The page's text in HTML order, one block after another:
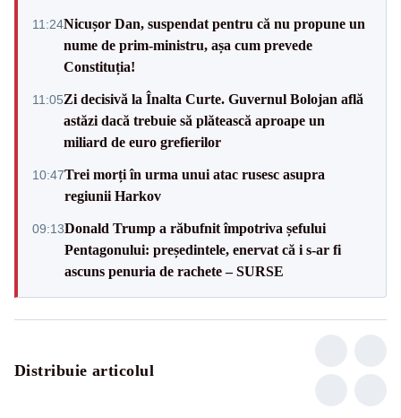
11:24Nicușor Dan, suspendat pentru că nu propune un
nume de prim-ministru, așa cum prevede
Constituția!
11:05Zi decisivă la Înalta Curte. Guvernul Bolojan află
astăzi dacă trebuie să plătească aproape un
miliard de euro grefierilor
10:47Trei morți în urma unui atac rusesc asupra
regiunii Harkov
09:13Donald Trump a răbufnit împotriva șefului
Pentagonului: președintele, enervat că i s-ar fi
ascuns penuria de rachete – SURSE
Distribuie articolul